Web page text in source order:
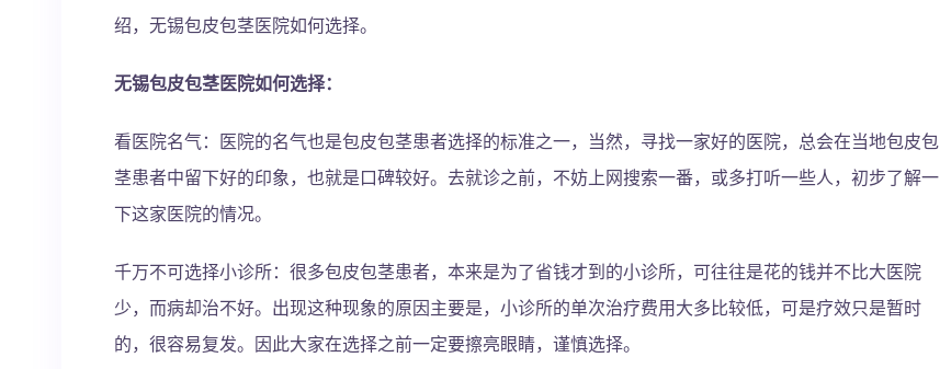
绍，无锡包皮包茎医院如何选择。
无锡包皮包茎医院如何选择：
看医院名气：医院的名气也是包皮包茎患者选择的标准之一，当然，寻找一家好的医院，总会在当地包皮包
茎患者中留下好的印象，也就是口碑较好。去就诊之前，不妨上网搜索一番，或多打听一些人，初步了解一
下这家医院的情况。
千万不可选择小诊所：很多包皮包茎患者，本来是为了省钱才到的小诊所，可往往是花的钱并不比大医院
少，而病却治不好。出现这种现象的原因主要是，小诊所的单次治疗费用大多比较低，可是疗效只是暂时
的，很容易复发。因此大家在选择之前一定要擦亮眼睛，谨慎选择。